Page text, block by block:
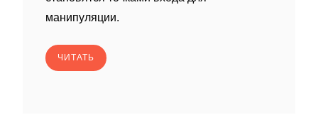
манипуляции.
ЧИТАТЬ